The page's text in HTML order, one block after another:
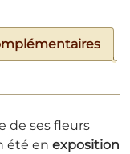
de ses fleurs
été en exposition